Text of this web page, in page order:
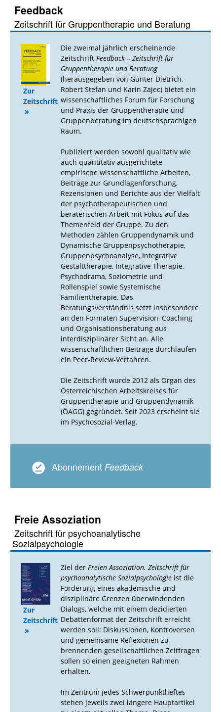
Feedback
Zeitschrift für Gruppentherapie und Beratung
Zur
Zeitschrift
Die zweimal jährlich erscheinende
Zeitschrift Feedback – Zeitschrift für
Gruppentherapie und Beratung
(herausgegeben von Günter Dietrich,
Robert Stefan und Karin Zajec) bietet ein
wissenschaftliches Forum für Forschung
und Praxis der Gruppentherapie und
Gruppenberatung im deutschsprachigen
Raum.
Publiziert werden sowohl qualitativ wie
auch quantitativ ausgerichtete
empirische wissenschaftliche Arbeiten,
Beiträge zur Grundlagenforschung,
Rezensionen und Berichte aus der Vielfalt
der psychotherapeutischen und
beraterischen Arbeit mit Fokus auf das
Themenfeld der Gruppe. Zu den
Methoden zählen Gruppendynamik und
Dynamische Gruppenpsychotherapie,
Gruppenpsychoanalyse, Integrative
Gestalttherapie, Integrative Therapie,
Psychodrama, Soziometrie und
Rollenspiel sowie Systemische
Familientherapie. Das
Beratungsverständnis setzt insbesondere
an den Formaten Supervision, Coaching
und Organisationsberatung aus
interdisziplinärer Sicht an. Alle
wissenschaftlichen Beiträge durchlaufen
ein Peer-Review-Verfahren.
Die Zeitschrift wurde 2012 als Organ des
Österreichischen Arbeitskreises für
Gruppentherapie und Gruppendynamik
(ÖAGG) gegründet. Seit 2023 erscheint sie
im Psychosozial-Verlag.
Abonnement Feedback
Freie Assoziation
Zeitschrift für psychoanalytische
Sozialpsychologie
Zur
Zeitschrift
Ziel der Freien Assoziation. Zeitschrift für
psychoanalytische Sozialpsychologieist die
Förderung eines akademische und
disziplinäre Grenzen überwindenden
Dialogs, welche mit einem dezidierten
Debattenformat der Zeitschrift erreicht
werden soll: Diskussionen, Kontroversen
und gemeinsame Reflexionen zu
brennenden gesellschaftlichen Zeitfragen
sollen so einen geeigneten Rahmen
erhalten.
Im Zentrum jedes Schwerpunktheftes
stehen jeweils zwei längere Hauptartikel